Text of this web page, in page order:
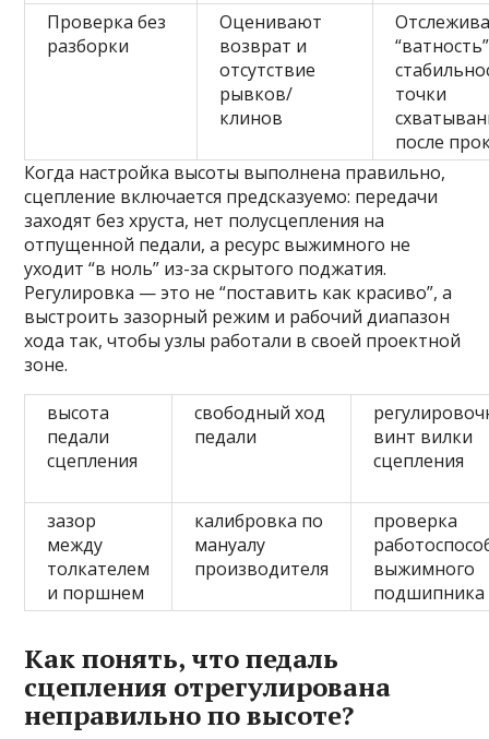
Проверка без
разборки
Оценивают
возврат и
отсутствие
рывков/
клинов
точки
после
Когда настройка высоты выполнена правильно,
сцепление включается предсказуемо: передачи
заходят без хруста, нет полусцепления на
отпущенной педали, а ресурс выжимного не
уходит “в ноль” из-за скрытого поджатия.
Регулировка — это не “поставить как красиво”, а
выстроить зазорный режим и рабочий диапазон
хода так, чтобы узлы работали в своей проектной
зоне.
высота
педали
сцепления
свободный ход
педали
винт вилки
сцепления
зазор
между
толкателем
и поршнем
калибровка по
мануалу
производителя
проверка
выжимного
подшипника
Как понять, что педаль
сцепления отрегулирована
неправильно по высоте?